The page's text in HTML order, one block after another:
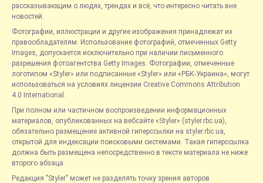
рассказывающим о людях, трендах и всё, что интересно читать вне
новостей.
Фотографии, иллюстрации и другие изображения принадлежат их
правообладателям. Использование фотографий, отмеченных Getty
Images, допускается исключительно при наличии письменного
разрешения фотоагентства Getty Images. Фотографии, отмеченные
логотипом «Styler» или подписанные «Styler» или «РБК-Украина», могут
использоваться на условиях лицензии Creative Commons Attribution
4.0 International.
При полном или частичном воспроизведении информационных
материалов, опубликованных на вебсайте «Styler» (styler.rbc.ua),
обязательно размещение активной гиперссылки на styler.rbc.ua,
открытой для индексации поисковыми системами. Такая гиперссылка
должна быть размещена непосредственно в тексте материала не ниже
второго абзаца.
Редакция "Styler" может не разделять точку зрения авторов